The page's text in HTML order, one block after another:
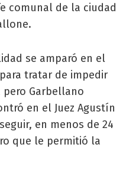
comunal de la ciudad
se amparó en el
tratar de impedir
pero Garbellano
en el Juez Agustín
en menos de 24
que le permitió la